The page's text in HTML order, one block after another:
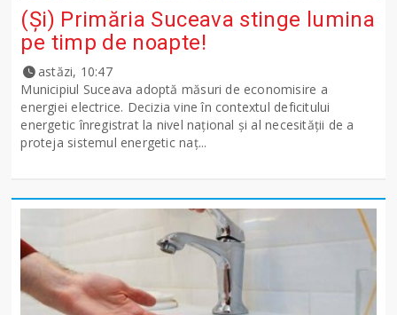
(Și) Primăria Suceava stinge lumina
pe timp de noapte!
astăzi, 10:47
Municipiul Suceava adoptă măsuri de economisire a
energiei electrice. Decizia vine în contextul deficitului
energetic înregistrat la nivel național și al necesității de a
proteja sistemul energetic naț...